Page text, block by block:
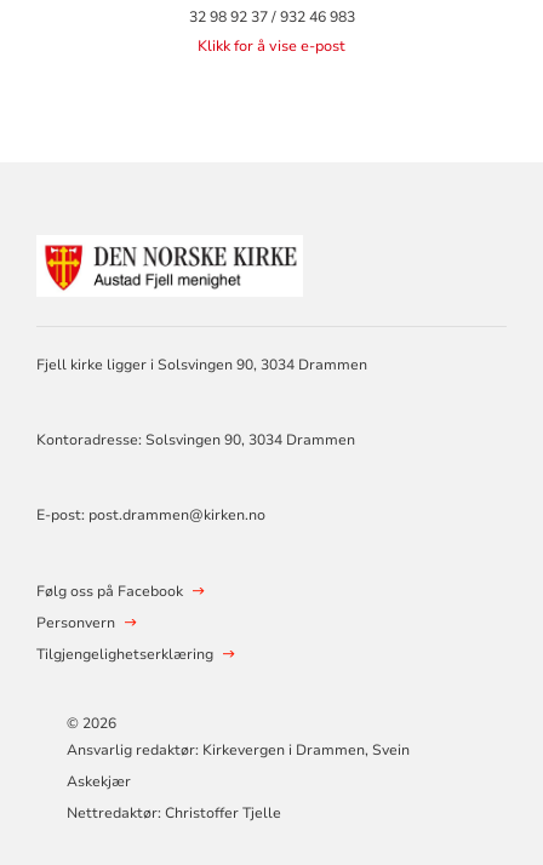
32 98 92 37 / 932 46 983
Klikk for å vise e-post
DRAMMEN
Fjell kirke ligger i Solsvingen 90, 3034 Drammen
Kontoradresse: Solsvingen 90, 3034 Drammen
E-post: post.drammen@kirken.no
Følg oss på Facebook
Personvern
Tilgjengelighetserklæring
© 2026
Ansvarlig redaktør: Kirkevergen i Drammen, Svein
Askekjær
Nettredaktør: Christoffer Tjelle